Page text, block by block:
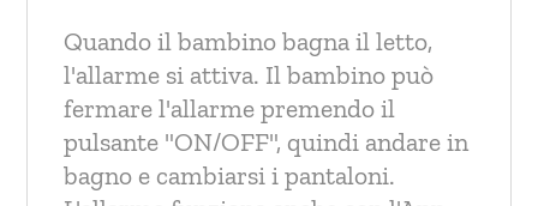
Quando il bambino bagna il letto,
l'allarme si attiva. Il bambino può
fermare l'allarme premendo il
pulsante "ON/OFF", quindi andare in
bagno e cambiarsi i pantaloni.